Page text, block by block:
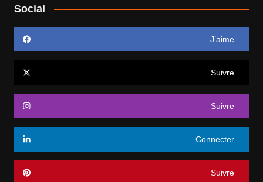
Social
J’aime
Suivre
Suivre
Connecter
Suivre